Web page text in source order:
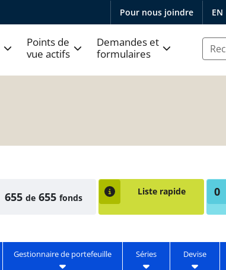
Pour nous joindre EN
Points de
vue actifs
Demandes et
formulaires
655de 655fonds
Liste rapide 0
Gestionnaire de portefeuille Séries Devise